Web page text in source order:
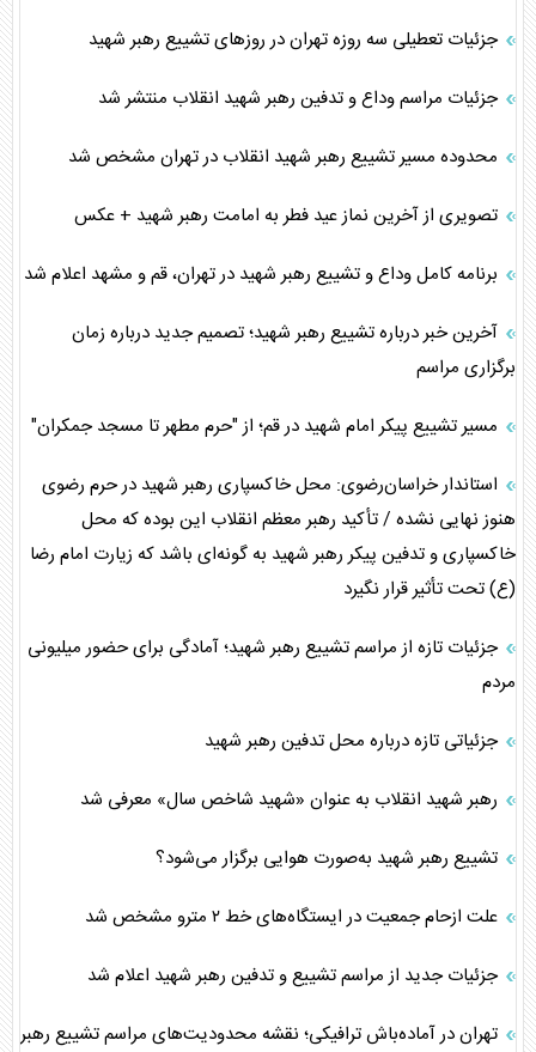
جزئیات تعطیلی سه روزه تهران در روز‌های تشییع رهبر شهید
جزئیات مراسم وداع و تدفین رهبر شهید انقلاب منتشر شد
محدوده مسیر تشییع رهبر شهید انقلاب در تهران مشخص شد
تصویری از آخرین نماز عید فطر به امامت رهبر شهید + عکس
برنامه کامل وداع و تشییع رهبر شهید در تهران، قم و مشهد اعلام شد
آخرین خبر درباره تشییع رهبر شهید؛ تصمیم جدید درباره زمان
برگزاری مراسم
مسیر تشییع پیکر امام شهید در قم؛ از "حرم مطهر تا مسجد جمکران"
استاندار خراسان‌رضوی: محل خاکسپاری رهبر شهید در حرم رضوی
هنوز نهایی نشده / تأکید رهبر معظم انقلاب این بوده که محل
خاکسپاری و تدفین پیکر رهبر شهید به گونه‌ای باشد که زیارت امام رضا
(ع) تحت تأثیر قرار نگیرد
جزئیات تازه از مراسم تشییع رهبر شهید؛ آمادگی برای حضور میلیونی
مردم
جزئیاتی تازه درباره محل تدفین رهبر شهید
رهبر شهید انقلاب به عنوان «شهید شاخص سال» معرفی شد
تشییع رهبر شهید به‌صورت هوایی برگزار می‌شود؟
علت ازحام جمعیت در ایستگاه‌های خط ۲ مترو مشخص شد
جزئیات جدید از مراسم تشییع و تدفین رهبر شهید اعلام شد
تهران در آماده‌باش ترافیکی؛ نقشه محدودیت‌های مراسم تشییع رهبر